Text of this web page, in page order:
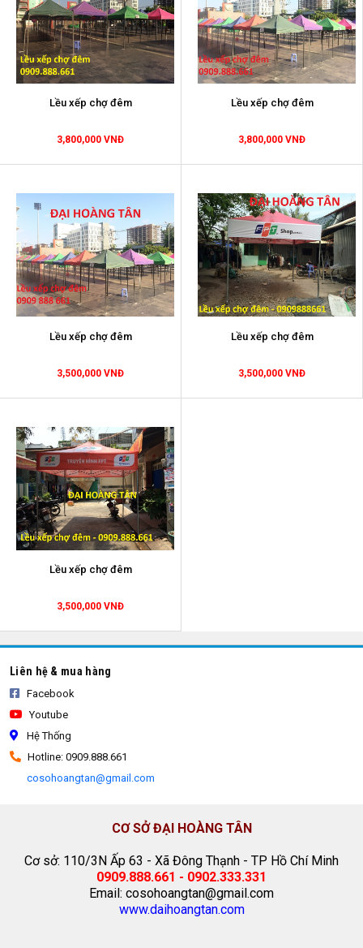
Lều xếp chợ đêm
3,800,000 VNĐ
Lều xếp chợ đêm
3,800,000 VNĐ
Lều xếp chợ đêm
3,500,000 VNĐ
Lều xếp chợ đêm
3,500,000 VNĐ
Lều xếp chợ đêm
3,500,000 VNĐ
Liên hệ & mua hàng
Facebook
Youtube
Hệ Thống
Hotline: 0909.888.661
cosohoangtan@gmail.com
CƠ SỞ ĐẠI HOÀNG TÂN
Cơ sở: 110/3N Ấp 63 - Xã Đông Thạnh - TP Hồ Chí Minh
0909.888.661 - 0902.333.331
Email: cosohoangtan@gmail.com
www.daihoangtan.com